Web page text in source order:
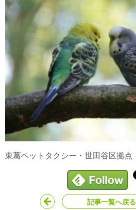
東葛ペットタクシー・世田谷区拠点
記事一覧へ戻る